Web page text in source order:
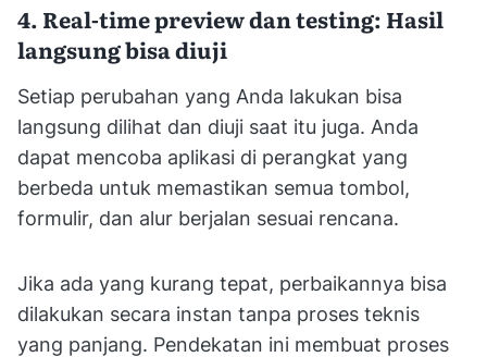
4. Real-time preview dan testing: Hasil
langsung bisa diuji
Setiap perubahan yang Anda lakukan bisa
langsung dilihat dan diuji saat itu juga. Anda
dapat mencoba aplikasi di perangkat yang
berbeda untuk memastikan semua tombol,
formulir, dan alur berjalan sesuai rencana.
Jika ada yang kurang tepat, perbaikannya bisa
dilakukan secara instan tanpa proses teknis
yang panjang. Pendekatan ini membuat proses